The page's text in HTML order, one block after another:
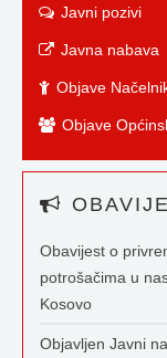
Javni pozivi
Javna nabava
Objave
Objave
Obavijest o
potrošačima u
Kosovo
Objavljen Javni